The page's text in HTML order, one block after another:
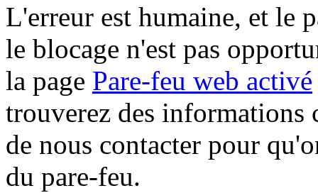
L'erreur est humaine, et le
le blocage n'est pas
la page Pare-feu web activé
trouverez des informations
de nous contacter pour
du pare-feu.